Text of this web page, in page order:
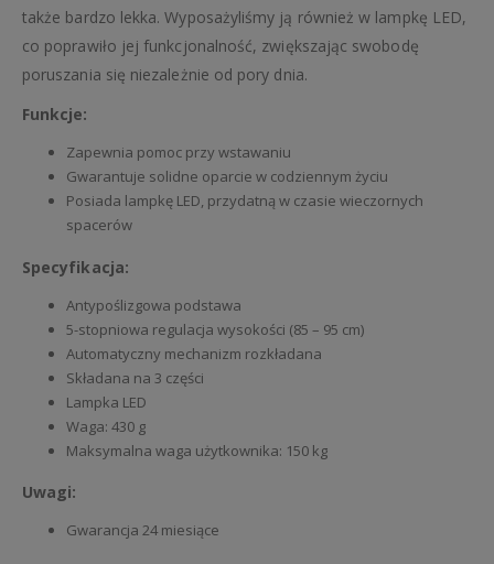
także bardzo lekka. Wyposażyliśmy ją również w lampkę LED,
co poprawiło jej funkcjonalność, zwiększając swobodę
poruszania się niezależnie od pory dnia.
Funkcje:
Zapewnia pomoc przy wstawaniu
Gwarantuje solidne oparcie w codziennym życiu
Posiada lampkę LED, przydatną w czasie wieczornych
spacerów
Specyfikacja:
Antypoślizgowa podstawa
5-stopniowa regulacja wysokości (85 – 95 cm)
Automatyczny mechanizm rozkładana
Składana na 3 części
Lampka LED
Waga: 430 g
Maksymalna waga użytkownika: 150 kg
Uwagi:
Gwarancja 24 miesiące